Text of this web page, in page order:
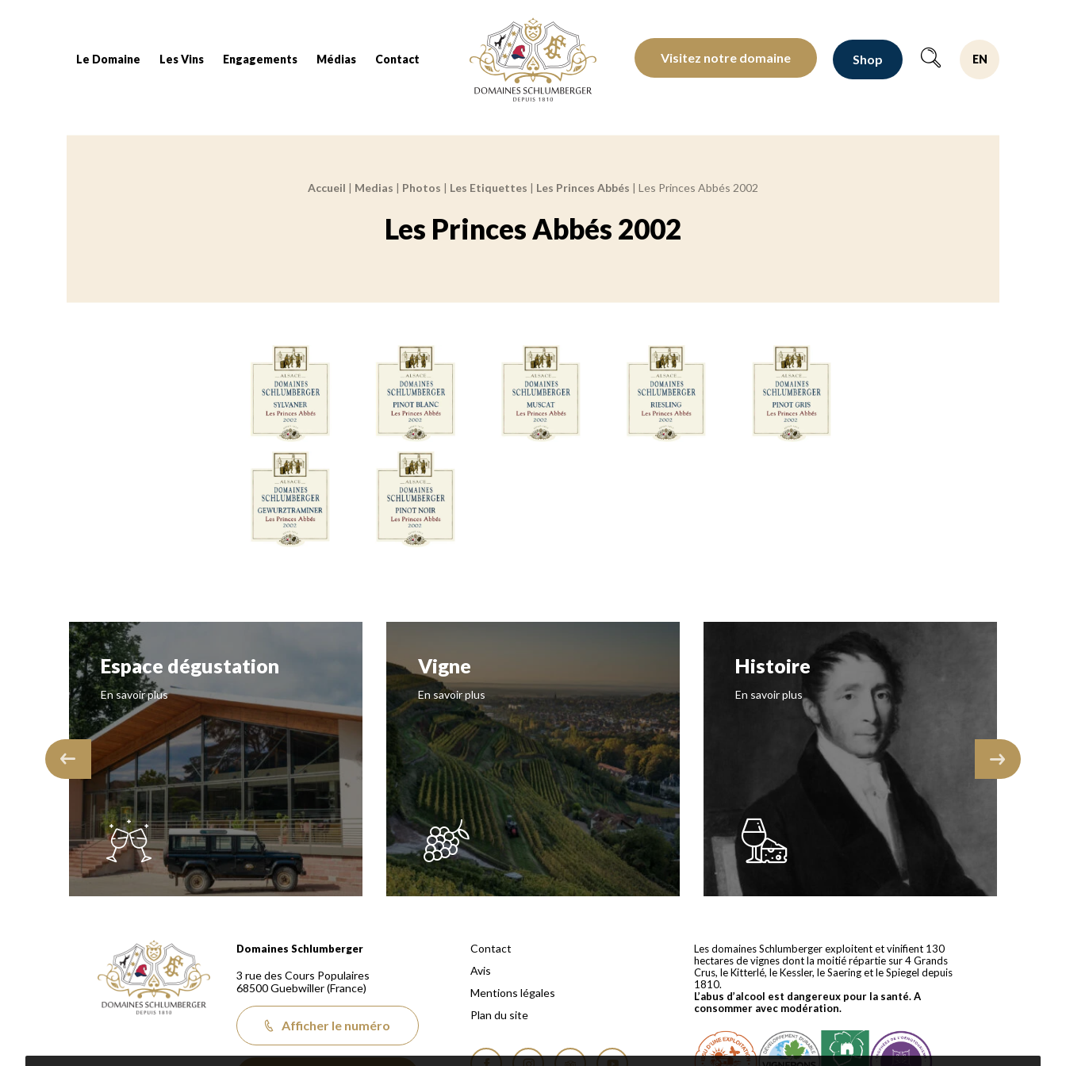
Le Domaine Les Vins Engagements Médias Contact
Domaines Schlumberger Vignerons 100% récoltants depuis 1810
Visitez notre domaine Shop EN
Fil d'Ariane :Accueil | Medias | Photos | Les Etiquettes | Les Princes Abbés | Les Princes Abbés 2002
Les Princes Abbés 2002
Espace dégustation
En savoir plus
Vigne
En savoir plus
Histoire
En savoir plus
Domaines Schlumberger Vignerons 100% récoltants depuis 1810
Domaines Schlumberger
3 rue des Cours Populaires
68500Guebwiller(France)
Afficher le numéro
Contact
Avis
Mentions légales
Plan du site
Les domaines Schlumberger exploitent et vinifient 130
hectares de vignes dont la moitié répartie sur 4 Grands
Crus, le Kitterlé, le Kessler, le Saering et le Spiegel depuis
1810.
L’abus d’alcool est dangereux pour la santé. A
consommer avec modération.